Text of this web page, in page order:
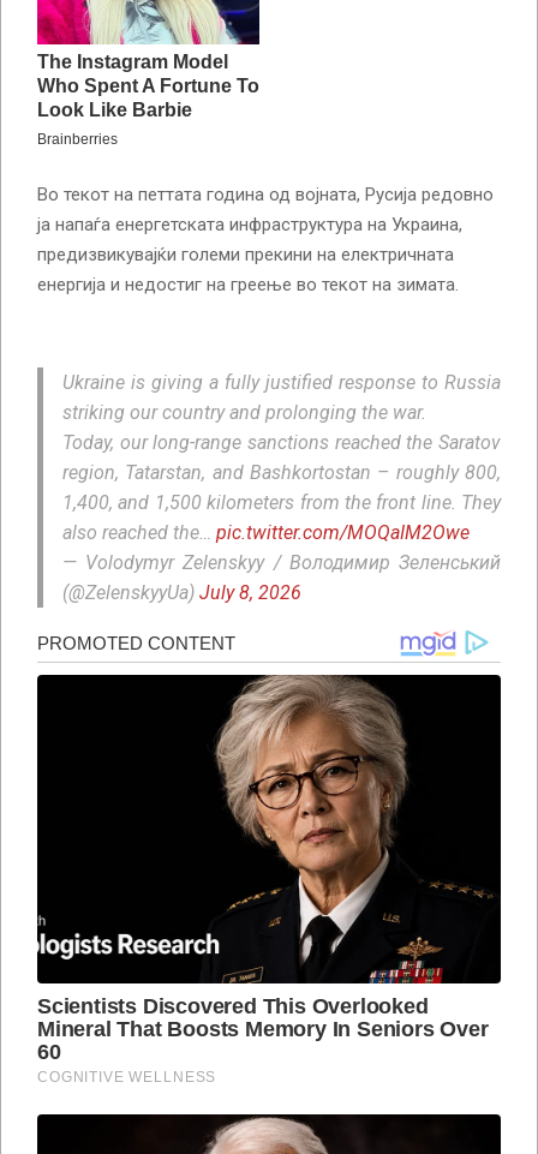
Во текот на петтата година од војната, Русија редовно
ја напаѓа енергетската инфраструктура на Украина,
предизвикувајќи големи прекини на електричната
енергија и недостиг на греење во текот на зимата.
Ukraine is giving a fully justified response to Russia
striking our country and prolonging the war.
Today, our long-range sanctions reached the Saratov
region, Tatarstan, and Bashkortostan – roughly 800,
1,400, and 1,500 kilometers from the front line. They
also reached the… pic.twitter.com/MOQaIM2Owe
— Volodymyr Zelenskyy / Володимир Зеленський
(@ZelenskyyUa) July 8, 2026